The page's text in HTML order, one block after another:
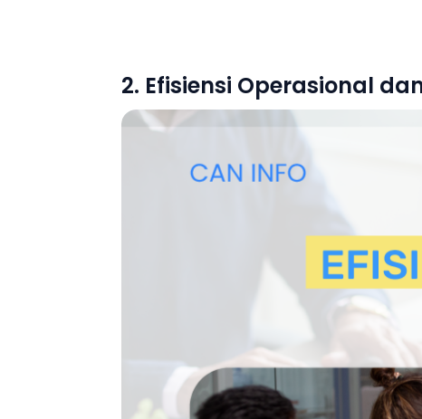
2. Efisiensi Operasional